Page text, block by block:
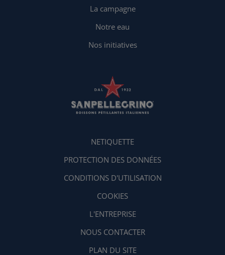
La campagne
Notre eau
Nos initiatives
NETIQUETTE
PROTECTION DES DONNÉES
CONDITIONS D'UTILISATION
COOKIES
L'ENTREPRISE
NOUS CONTACTER
PLAN DU SITE